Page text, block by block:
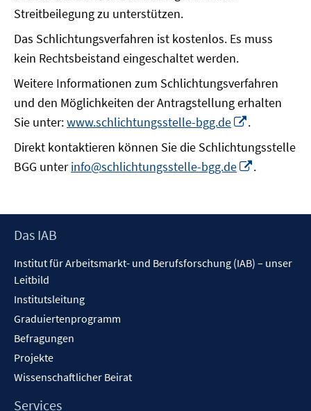
Streitbeilegung zu unterstützen.
Das Schlichtungsverfahren ist kostenlos. Es muss
kein Rechtsbeistand eingeschaltet werden.
Weitere Informationen zum Schlichtungsverfahren
und den Möglichkeiten der Antragstellung erhalten
Sie unter:www.schlichtungsstelle-bgg.de
Fenster
öffnen
.
Direkt kontaktieren können Sie die Schlichtungsstelle
BGG unterinfo@schlichtungsstelle-bgg.de
öffnen
.
Footer
Das IAB
Institut für Arbeitsmarkt- und Berufsforschung (IAB) – unser
Leitbild
Institutsleitung
Graduiertenprogramm
Befragungen
Projekte
Wissenschaftlicher Beirat
Services